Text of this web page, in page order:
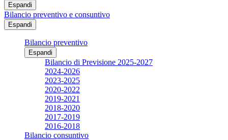
Espandi
Bilancio preventivo e consuntivo
Espandi
Bilancio preventivo
Espandi
Bilancio di Previsione 2025-2027
2024-2026
2023-2025
2020-2022
2019-2021
2018-2020
2017-2019
2016-2018
Bilancio consuntivo